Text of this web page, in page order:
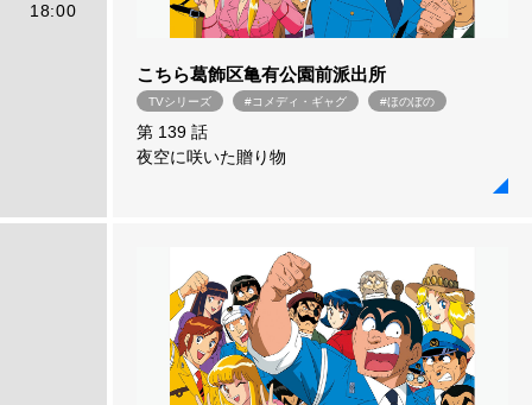
18:00
こちら葛飾区亀有公園前派出所
TVシリーズ #コメディ・ギャグ #ほのぼの
第 139 話
夜空に咲いた贈り物